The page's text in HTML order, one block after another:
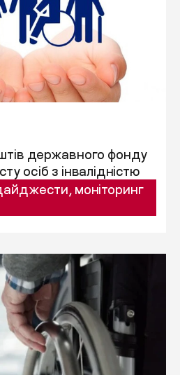
державного фонду
осіб з інвалідністю
, моніторинг